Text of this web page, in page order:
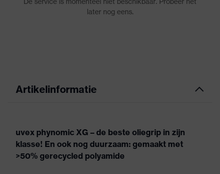
Artikelinformatie
uvex phynomic XG – de beste oliegrip in zijn
klasse! En ook nog duurzaam: gemaakt met
>50% gerecycled polyamide